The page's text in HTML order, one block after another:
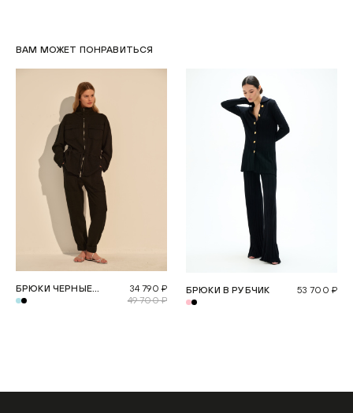
ВАМ МОЖЕТ ПОНРАВИТЬСЯ
БРЮКИ ЧЕРНЫЕ
DENIM
34 790 ₽
49 700 ₽
БРЮКИ В РУБЧИК 53 700 ₽